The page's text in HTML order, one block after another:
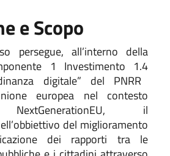
e Scopo
persegue, all’interno della
1 Investimento 1.4
digitale” del PNRR
europea nel contesto
, il
del miglioramento
dei rapporti tra le